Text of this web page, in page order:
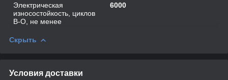
Электрическая
износостойкость, циклов
В-О, не менее
6000
Скрыть
Условия доставки